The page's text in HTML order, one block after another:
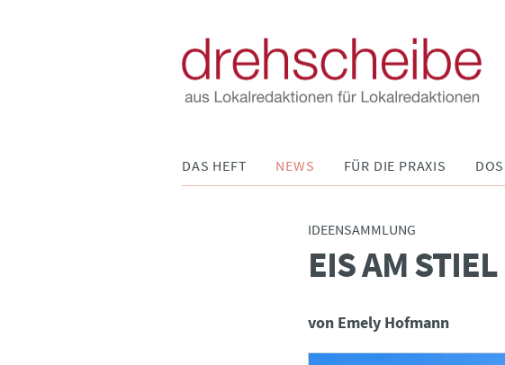
DAS HEFT NEWS FÜR DIE PRAXIS
IDEENSAMMLUNG
EIS AM
von Emely Hofmann